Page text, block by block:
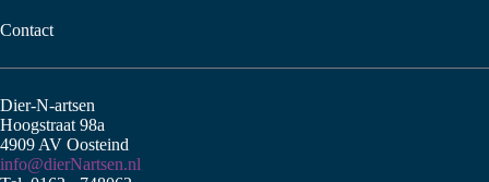
Contact
Dier-N-artsen
Hoogstraat 98a
4909 AV Oosteind
info@dierNartsen.nl